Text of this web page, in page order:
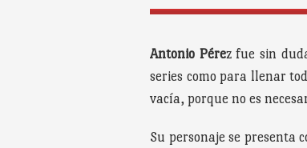
Antonio Pérez fue sin
series como para llenar
vacía, porque no es
Su personaje se presenta